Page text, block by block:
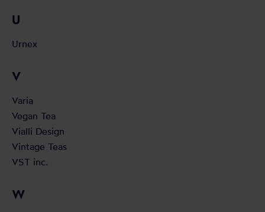
U
Urnex
V
Varia
Vegan Tea
Vialli Design
Vintage Teas
VST inc.
W